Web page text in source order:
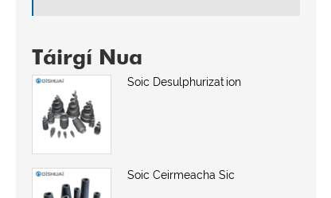
Táirgí Nua
Soic Desulphurization
Soic Ceirmeacha Sic